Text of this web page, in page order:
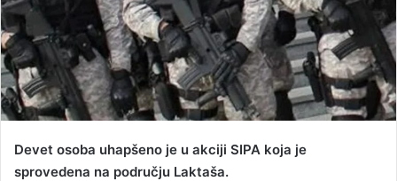
l
Devet osoba uhapšeno je u akciji SIPA koja je
sprovedena na području Laktaša.